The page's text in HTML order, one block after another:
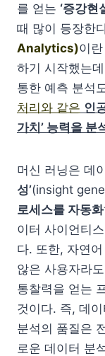
를 얻는 ‘증강
때 많이 등장한
Analytics)이
하기 시작했는
통한 예측 분석
처리와 같은 인
가치’ 능력을 분
머신 러닝은 데
성’(insight
로세스를 자동화
이터 사이언티
다. 또한, 자연
않은 사용자라
통찰력을 얻는
것이다. 즉, 데
분석의 품질은
로운 데이터 분